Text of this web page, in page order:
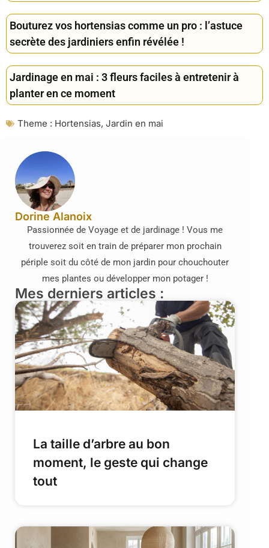
Bouturez vos hortensias comme un pro : l’astuce
secrète des jardiniers enfin révélée !
Jardinage en mai : 3 fleurs faciles à entretenir à
planter en ce moment
Theme : Hortensias, Jardin en mai
Dorine Alanoix
Passionnée de Voyage et de jardinage ! Vous me
trouverez soit en train de préparer mon prochain
périple soit du côté de mon jardin pour chouchouter
mes plantes ou développer mon potager !
Mes derniers articles :
La taille d’arbre au bon
moment, le geste qui change
tout